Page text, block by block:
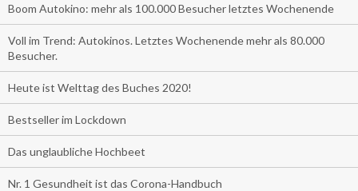
Boom Autokino: mehr als 100.000 Besucher letztes Wochenende
Voll im Trend: Autokinos. Letztes Wochenende mehr als 80.000
Besucher.
Heute ist Welttag des Buches 2020!
Bestseller im Lockdown
Das unglaubliche Hochbeet
Nr. 1 Gesundheit ist das Corona-Handbuch